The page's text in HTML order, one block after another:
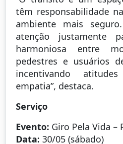
têm responsabilidade
ambiente mais
atenção justamente
harmoniosa entre
pedestres e usuários
incentivando
empatia”, destaca.
Serviço
Evento: Giro Pela Vida –
Data: 30/05 (sábado)